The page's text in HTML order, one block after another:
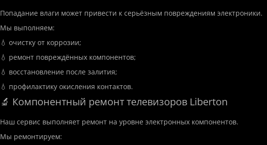
Срочный ремонт ноутбука Asus
Код товара:Asus На складе
Срочный ремонт ноутбука Asus в
Львове – качественно и быстро! 🖥️
к..
580 грн.
быстро, безопасно и
💻🔧Современный
Попадание влаги может привести к серьёзным повреждениям электроники.
Мы выполняем:
💧 очистку от коррозии;
💧 ремонт повреждённых компонентов;
💧 восстановление после залития;
💧 профилактику окисления контактов.
🔬 Компонентный ремонт телевизоров Liberton
Наш сервис выполняет ремонт на уровне электронных компонентов.
Мы ремонтируем: